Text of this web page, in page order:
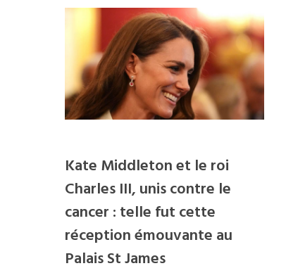
Kate Middleton et le roi
Charles III, unis contre le
cancer : telle fut cette
réception émouvante au
Palais St James